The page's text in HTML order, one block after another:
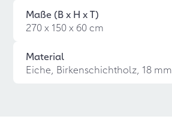
Maße (B x H x T)
270 x 150 x 60 cm
Material
Eiche, Birkenschichtholz, 18 mm